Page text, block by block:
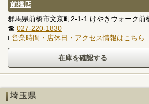
前橋店
群馬県前橋市文京町2-1-1 けやきウォーク前
☎ 027-220-1830
ℹ 営業時間・店休日・アクセス情報はこちら
埼玉県